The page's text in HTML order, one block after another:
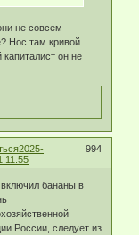
не совсем
Нос там кривой.....
капиталист он не
994
2025-
бананы в
России, следует из